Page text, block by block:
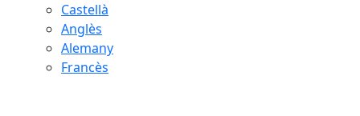
Castellà
Anglès
Alemany
Francès